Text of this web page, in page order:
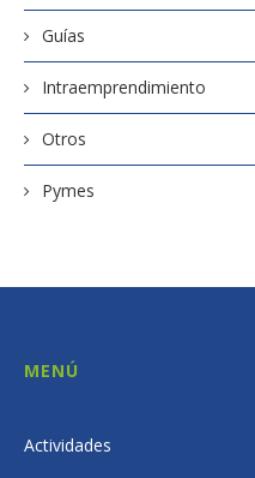
Guías
Intraemprendimiento
Otros
Pymes
MENÚ
Actividades